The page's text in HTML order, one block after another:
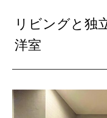
リビングと独
洋室